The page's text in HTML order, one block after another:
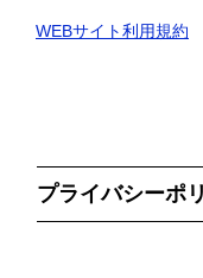
WEBサイト利用規約
プライバシーポ